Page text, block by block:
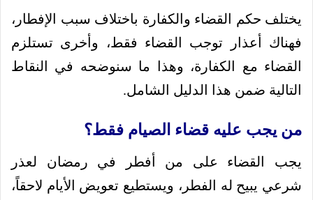
يختلف حكم القضاء والكفارة باختلاف سبب الإفطار،
فهناك أعذار توجب القضاء فقط، وأخرى تستلزم
القضاء مع الكفارة، وهذا ما سنوضحه في النقاط
التالية ضمن هذا الدليل الشامل.
من يجب عليه قضاء الصيام فقط؟
يجب القضاء على من أفطر في رمضان لعذر
شرعي يبيح له الفطر، ويستطيع تعويض الأيام لاحقاً،